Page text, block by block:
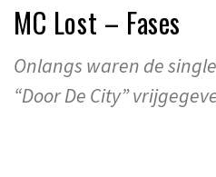
MC Lost – Fases
Onlangs waren de
“Door De City”